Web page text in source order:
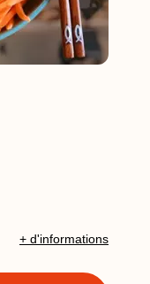
+ d'informations